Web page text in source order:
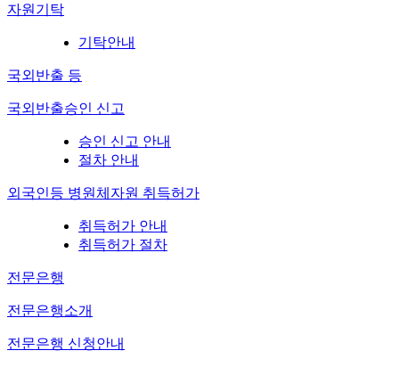
자원기탁
기탁안내
국외반출 등
국외반출승인 신고
승인 신고 안내
절차 안내
외국인등 병원체자원 취득허가
취득허가 안내
취득허가 절차
전문은행
전문은행소개
전문은행 신청안내